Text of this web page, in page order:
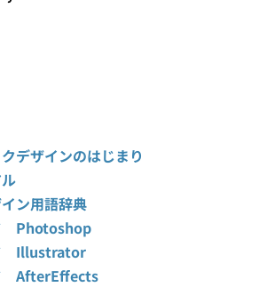
デザインのはじまり
ン用語辞典
Photoshop
Illustrator
AfterEffects